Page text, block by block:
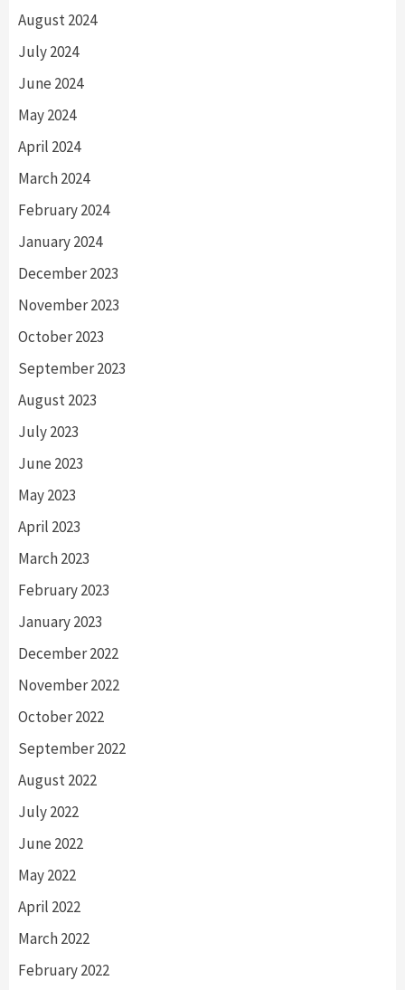
August 2024
July 2024
June 2024
May 2024
April 2024
March 2024
February 2024
January 2024
December 2023
November 2023
October 2023
September 2023
August 2023
July 2023
June 2023
May 2023
April 2023
March 2023
February 2023
January 2023
December 2022
November 2022
October 2022
September 2022
August 2022
July 2022
June 2022
May 2022
April 2022
March 2022
February 2022